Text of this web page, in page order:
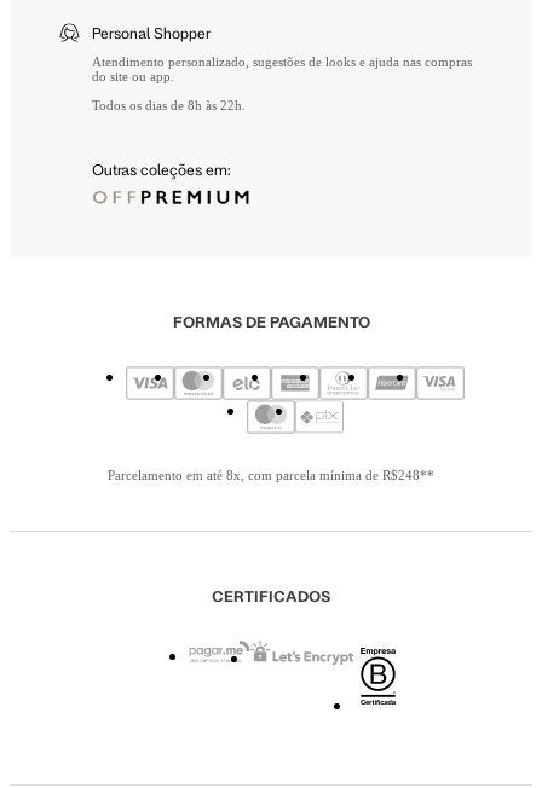
Personal Shopper
Atendimento personalizado, sugestões de looks e ajuda nas compras
do site ou app.
Todos os dias de 8h às 22h.
Outras coleções em:
FORMAS DE PAGAMENTO
Parcelamento em até 8x, com parcela mínima de R$248**
CERTIFICADOS